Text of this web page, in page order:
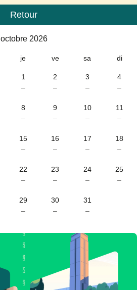
Calendrier
Retour
octobre 2026
je ve sa di
1
–
2
–
3
–
4
–
8
–
9
–
10
–
11
–
15
–
16
–
17
–
18
–
22
–
23
–
24
–
25
–
29
–
30
–
31
–